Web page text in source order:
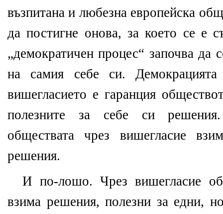
възпитана и любезна европейска
да постигне онова, за което се е
„демократичен процес“ започва да
на самия себе си.
вишегласието е гаранция
полезните за себе си
обществата чрез вишегласие
решения.
И по-лошо. Чрез вишегласие
взима решения, полезни за едни,